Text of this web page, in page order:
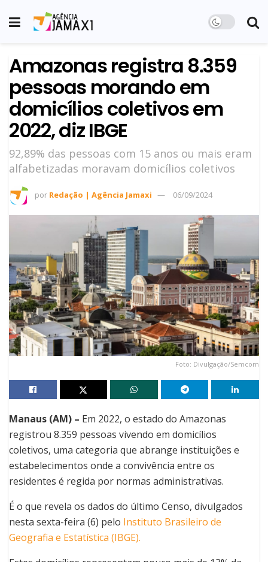
Amazonas registra 8.359
pessoas morando em
domicílios coletivos em
2022, diz IBGE
92,89% das pessoas com 15 anos ou mais eram
alfabetizadas moravam domicílios coletivos
por Redação | Agência Jamaxi 06/09/2024
Foto: Divulgação/Semcom
Manaus (AM) – Em 2022, o estado do Amazonas
registrou 8.359 pessoas vivendo em domicílios
coletivos, uma categoria que abrange instituições e
estabelecimentos onde a convivência entre os
residentes é regida por normas administrativas.
É o que revela os dados do último Censo, divulgados
nesta sexta-feira (6) pelo Instituto Brasileiro de
Geografia e Estatística (IBGE).